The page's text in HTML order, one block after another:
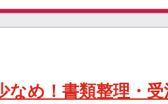
なめ！書類整理・